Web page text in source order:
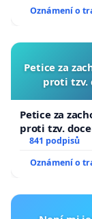
Oznámení o
Petice za
proti tzv.
Petice za
proti tzv.
841 podpisů
Oznámení o